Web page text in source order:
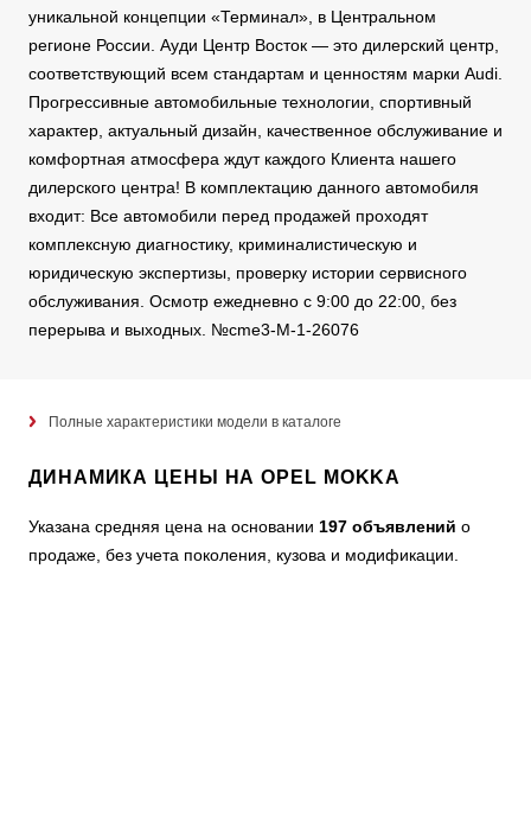
уникальной концепции «Терминал», в Центральном
регионе России. Ауди Центр Восток — это дилерский центр,
соответствующий всем стандартам и ценностям марки Audi.
Прогрессивные автомобильные технологии, спортивный
характер, актуальный дизайн, качественное обслуживание и
комфортная атмосфера ждут каждого Клиента нашего
дилерского центра! В комплектацию данного автомобиля
входит: Все автомобили перед продажей проходят
комплексную диагностику, криминалистическую и
юридическую экспертизы, проверку истории сервисного
обслуживания. Осмотр ежедневно с 9:00 до 22:00, без
перерыва и выходных. №cme3-M-1-26076
Полные характеристики модели в каталоге
ДИНАМИКА ЦЕНЫ НА OPEL MOKKA
Указана средняя цена на основании 197 объявлений о
продаже, без учета поколения, кузова и модификации.